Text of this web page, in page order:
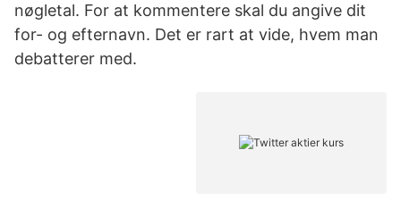
nøgletal. For at kommentere skal du angive dit
for- og efternavn. Det er rart at vide, hvem man
debatterer med.